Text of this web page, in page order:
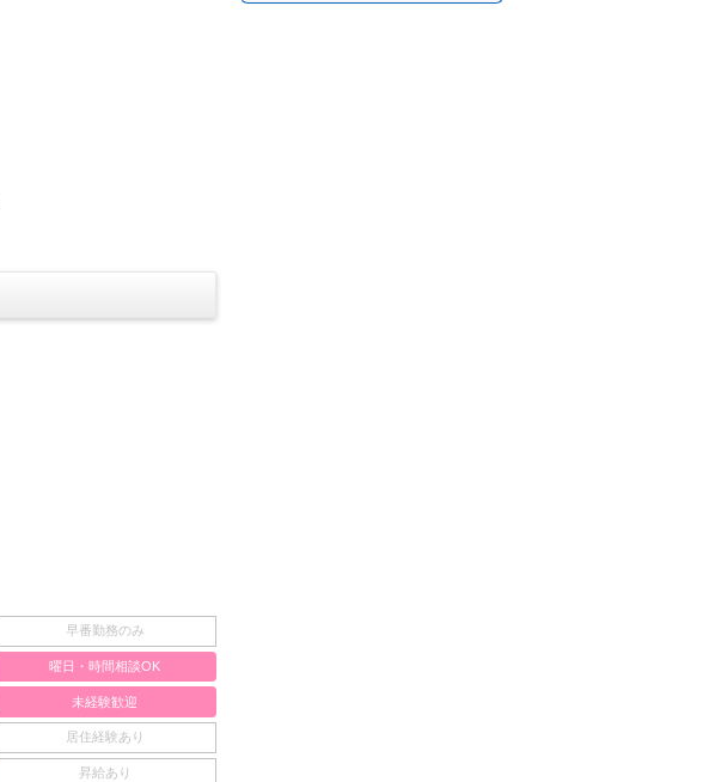
早番勤務のみ
曜日・時間相談OK
未経験歓迎
居住経験あり
昇給あり